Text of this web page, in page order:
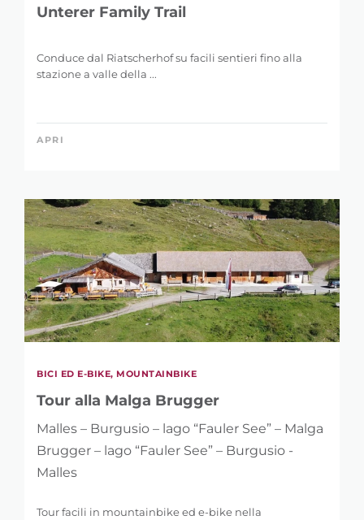
Unterer Family Trail
Conduce dal Riatscherhof su facili sentieri fino alla
stazione a valle della ...
APRI
BICI ED E-BIKE, MOUNTAINBIKE
Tour alla Malga Brugger
Malles – Burgusio – lago “Fauler See” – Malga
Brugger – lago “Fauler See” – Burgusio -
Malles
Tour facili in mountainbike ed e-bike nella